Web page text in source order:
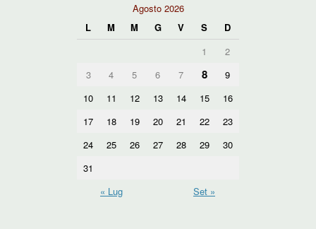
Agosto 2026
L
M M G V S
D
1
2
3
4 5 6 7 8
9
10
11 12 13 14 15
16
17
18 19 20 21 22
23
24
25 26 27 28 29
30
31
« Lug
Set »